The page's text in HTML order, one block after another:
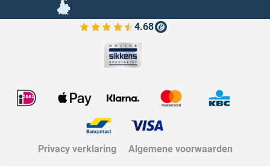
4.68
Bekijk de verfplaza beoordelingen
Privacy verklaring Algemene voorwaarden